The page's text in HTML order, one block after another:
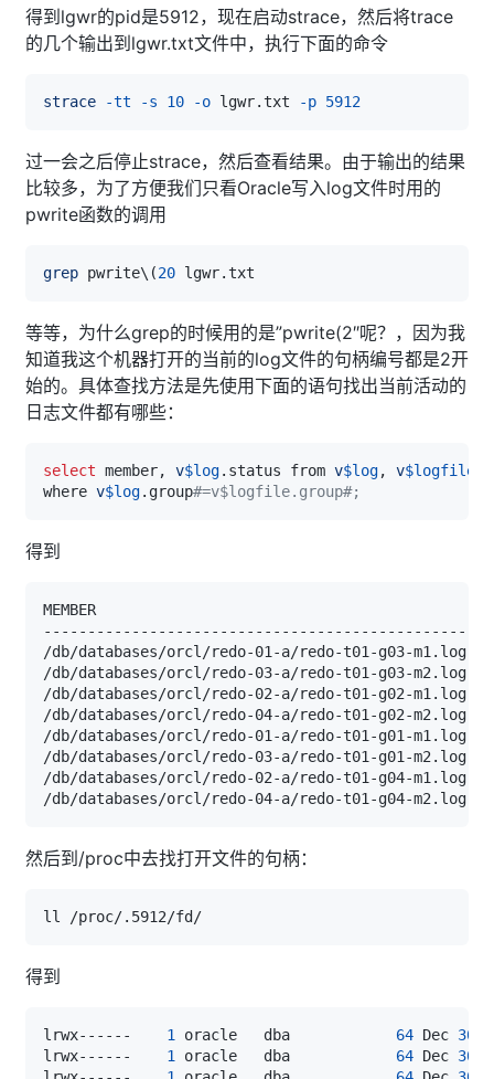
得到lgwr的pid是5912，现在启动strace，然后将trace
的几个输出到lgwr.txt文件中，执行下面的命令
strace -tt -s 10 -o lgwr.txt -p 5912
过一会之后停止strace，然后查看结果。由于输出的结果
比较多，为了方便我们只看Oracle写入log文件时用的
pwrite函数的调用
grep pwrite\ (20
等等，为什么grep的时候用的是”pwrite(2″呢？，因为我
知道我这个机器打开的当前的log文件的句柄编号都是2开
始的。具体查找方法是先使用下面的语句找出当前活动的
日志文件都有哪些：
select member, v$log.status from v$log, v$logfile
where v$log.group#=v$logfile.group#;
得到
然后到/proc中去找打开文件的句柄：
得到
lrwx------ 1 oracle   dba 64 Dec 30
lrwx------ 1 oracle   dba 64 Dec 30